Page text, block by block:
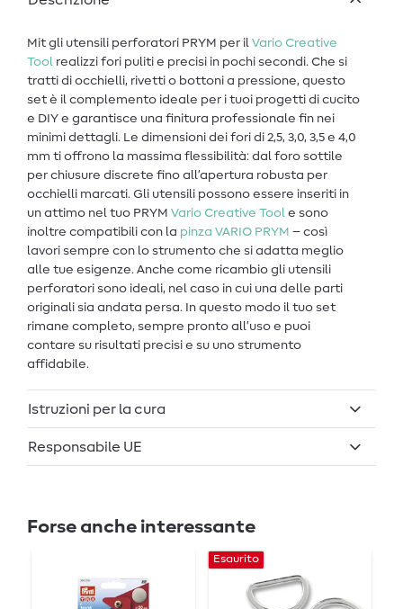
Mit gli utensili perforatori PRYM per il Vario Creative
Tool realizzi fori puliti e precisi in pochi secondi. Che si
tratti di occhielli, rivetti o bottoni a pressione, questo
set è il complemento ideale per i tuoi progetti di cucito
e DIY e garantisce una finitura professionale fin nei
minimi dettagli. Le dimensioni dei fori di 2,5, 3,0, 3,5 e 4,0
mm ti offrono la massima flessibilità: dal foro sottile
per chiusure discrete fino all’apertura robusta per
occhielli marcati. Gli utensili possono essere inseriti in
un attimo nel tuo PRYM Vario Creative Tool e sono
inoltre compatibili con la pinza VARIO PRYM – così
lavori sempre con lo strumento che si adatta meglio
alle tue esigenze. Anche come ricambio gli utensili
perforatori sono ideali, nel caso in cui una delle parti
originali sia andata persa. In questo modo il tuo set
rimane completo, sempre pronto all’uso e puoi
contare su risultati precisi e su uno strumento
affidabile.
Istruzioni per la cura
Responsabile UE
Forse anche interessante
Esaurito